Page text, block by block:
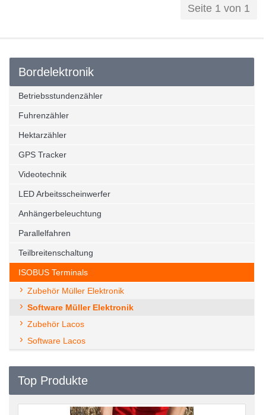
Seite 1 von 1
Bordelektronik
Betriebsstundenzähler
Fuhrenzähler
Hektarzähler
GPS Tracker
Videotechnik
LED Arbeitsscheinwerfer
Anhängerbeleuchtung
Parallelfahren
Teilbreitenschaltung
ISOBUS Terminals
Zubehör Müller Elektronik
Software Müller Elektronik
Zubehör Lacos
Software Lacos
Top Produkte